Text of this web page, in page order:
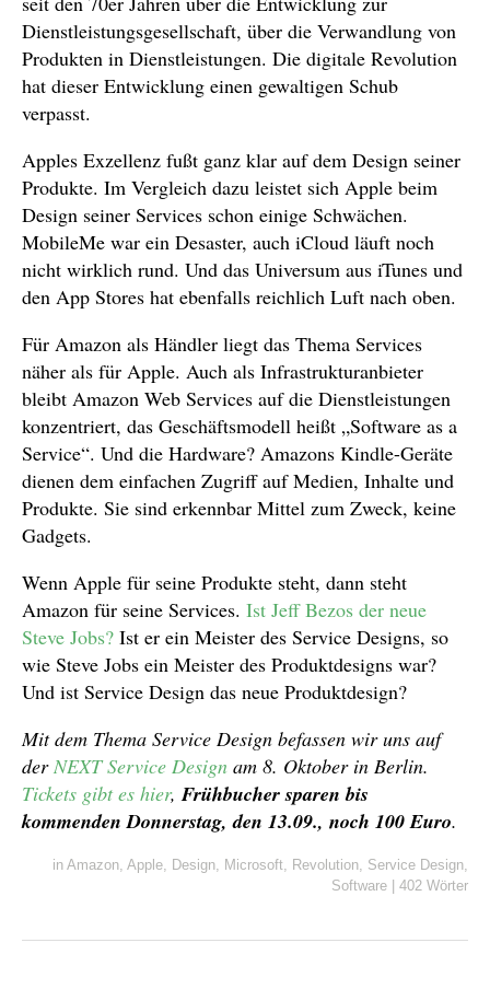
Dienstleistungsgesellschaft, über die Verwandlung von
Produkten in Dienstleistungen. Die digitale Revolution
hat dieser Entwicklung einen gewaltigen Schub
verpasst.
Apples Exzellenz fußt ganz klar auf dem Design seiner
Produkte. Im Vergleich dazu leistet sich Apple beim
Design seiner Services schon einige Schwächen.
MobileMe war ein Desaster, auch iCloud läuft noch
nicht wirklich rund. Und das Universum aus iTunes und
den App Stores hat ebenfalls reichlich Luft nach oben.
Für Amazon als Händler liegt das Thema Services
näher als für Apple. Auch als Infrastrukturanbieter
bleibt Amazon Web Services auf die Dienstleistungen
konzentriert, das Geschäftsmodell heißt „Software as a
Service“. Und die Hardware? Amazons Kindle-Geräte
dienen dem einfachen Zugriff auf Medien, Inhalte und
Produkte. Sie sind erkennbar Mittel zum Zweck, keine
Gadgets.
Wenn Apple für seine Produkte steht, dann steht
Amazon für seine Services. Ist Jeff Bezos der neue
Steve Jobs? Ist er ein Meister des Service Designs, so
wie Steve Jobs ein Meister des Produktdesigns war?
Und ist Service Design das neue Produktdesign?
Mit dem Thema Service Design befassen wir uns auf
derNEXT Service Design am 8. Oktober in Berlin.
Tickets gibt es hier,Frühbucher sparen bis
kommenden Donnerstag, den 13.09., noch 100 Euro.
in Amazon Apple Design Microsoft Revolution Service Design
Software
402 Wörter